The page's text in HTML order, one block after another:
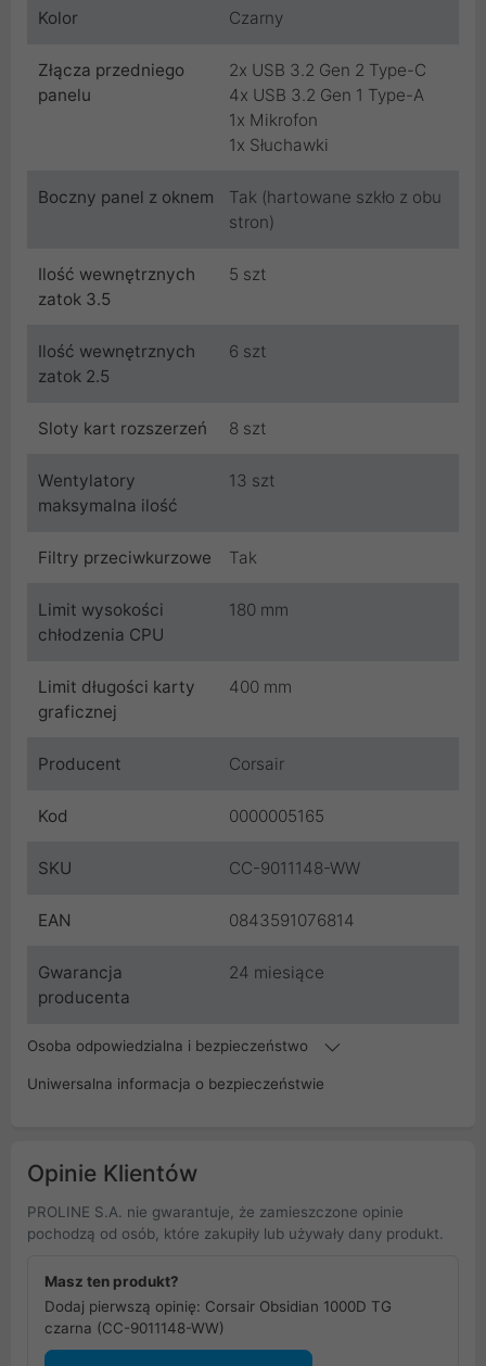
Kolor Czarny
Złącza przedniego
panelu
2x USB 3.2 Gen 2 Type-C
4x USB 3.2 Gen 1 Type-A
1x Mikrofon
1x Słuchawki
Boczny panel z oknem
Tak (hartowane szkło z obu
stron)
Ilość wewnętrznych
zatok 3.5
5 szt
Ilość wewnętrznych
zatok 2.5
6 szt
Sloty kart rozszerzeń 8 szt
Wentylatory
maksymalna ilość
13 szt
Filtry przeciwkurzowe Tak
Limit wysokości
chłodzenia CPU
180 mm
Limit długości karty
graficznej
400 mm
Producent Corsair
Kod 0000005165
SKU CC-9011148-WW
EAN 0843591076814
Gwarancja
producenta
24 miesiące
Osoba odpowiedzialna i bezpieczeństwo
Uniwersalna informacja o bezpieczeństwie
Opinie Klientów
PROLINE S.A. nie gwarantuje, że zamieszczone opinie
pochodzą od osób, które zakupiły lub używały dany produkt.
Masz ten produkt?
Dodaj pierwszą opinię: Corsair Obsidian 1000D TG
czarna (CC-9011148-WW)